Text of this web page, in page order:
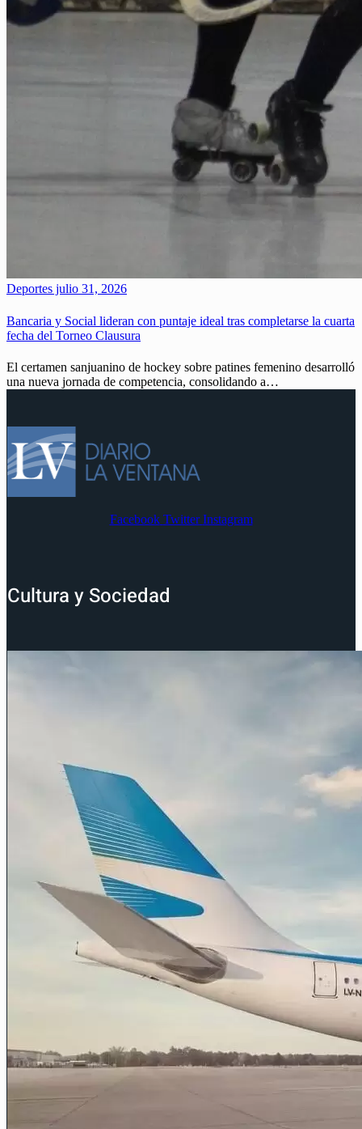
Deportes julio 31, 2026
Bancaria y Social lideran con puntaje ideal tras completarse la cuarta
fecha del Torneo Clausura
El certamen sanjuanino de hockey sobre patines femenino desarrolló
una nueva jornada de competencia, consolidando a…
Facebook Twitter Instagram
Cultura y Sociedad